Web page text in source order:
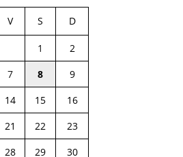
V S D
1
2
7 8
9
14 15
16
21 22
23
28 29
30